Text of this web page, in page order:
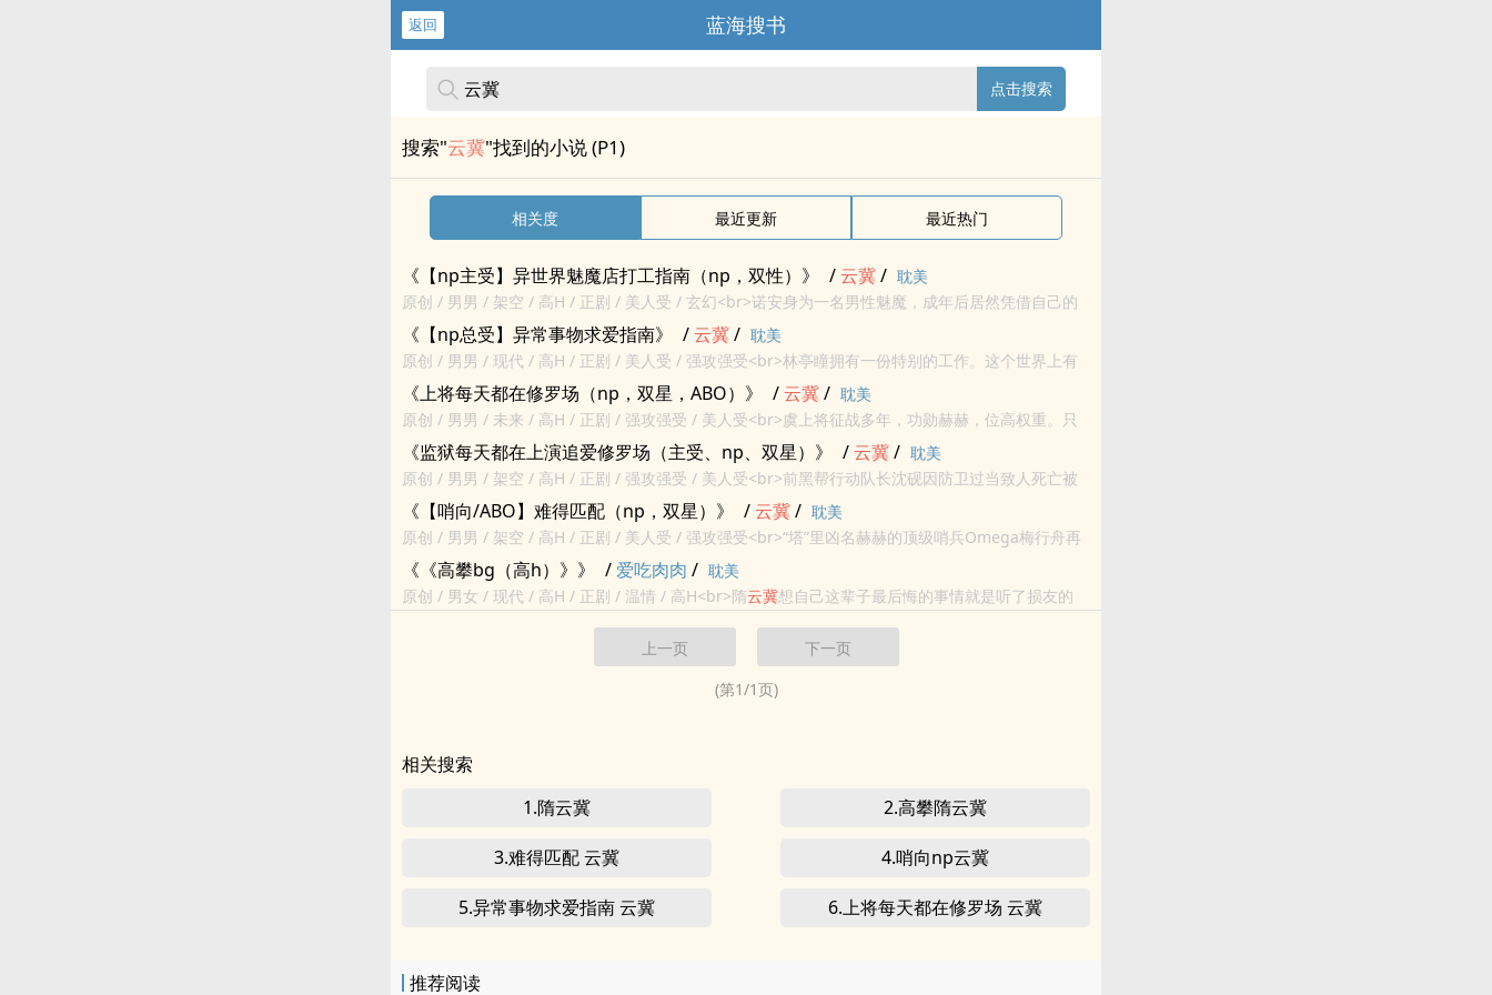
返回 蓝海搜书
点击搜索
搜索"云冀"找到的小说 (P1)
相关度 最近更新 最近热门
《【np主受】异世界魅魔店打工指南（np，双性）》 /云冀/ 耽美
原创 / 男男 / 架空 / 高H / 正剧 / 美人受 / 玄幻<br>诺安身为一名男性魅魔，成年后居然凭借自己的
努力找到了工作，成为了魅魔族里远近闻名的争气魔。<br>只是这份工作在其他种...
《【np总受】异常事物求爱指南》 /云冀/ 耽美
原创 / 男男 / 现代 / 高H / 正剧 / 美人受 / 强攻强受<br>林亭瞳拥有一份特别的工作。这个世界上有
一些常人难见的隐秘地带，会因为种种原因滋生出“奇异”，而林亭瞳的工作就是处理...
《上将每天都在修罗场（np，双星，ABO）》 /云冀/ 耽美
原创 / 男男 / 未来 / 高H / 正剧 / 强攻强受 / 美人受<br>虞上将征战多年，功勋赫赫，位高权重。只
是将军身为OMEGA，一直未有婚配。帝国皇帝便“好心”为他分配了一名ALPH...
《监狱每天都在上演追爱修罗场（主受、np、双星）》 /云冀/ 耽美
原创 / 男男 / 架空 / 高H / 正剧 / 强攻强受 / 美人受<br>前黑帮行动队长沈砚因防卫过当致人死亡被
判处三年零五个月的有期徒刑，押送至斯提吉安监狱服刑。<br>但他的身体，和其...
《【哨向/ABO】难得匹配（np，双星）》 /云冀/ 耽美
原创 / 男男 / 架空 / 高H / 正剧 / 美人受 / 强攻强受<br>“塔”里凶名赫赫的顶级哨兵Omega梅行舟再
次进入结合热，可是在他上一次结合热期间打断结合对象三根肋骨的“伟绩”下...
《《高攀bg（高h）》》 /爱吃肉肉 / 耽美
原创 / 男女 / 现代 / 高H / 正剧 / 温情 / 高H<br>隋云冀想自己这辈子最后悔的事情就是听了损友的
话，在和自己相恋了六年的女友分手后答应了一个女孩子的追求，却没有想到自己的人...
上一页
下一页
(第1/1页)
相关搜索
1.隋云冀
2.高攀隋云冀
3.难得匹配 云冀 4.哨向np云冀
5.异常事物求爱指南 云冀 6.上将每天都在修罗场 云冀
推荐阅读